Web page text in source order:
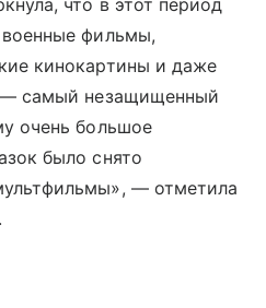
что в этот период
военные фильмы,
кинокартины и даже
— самый незащищенный
очень большое
было снято
— отметила